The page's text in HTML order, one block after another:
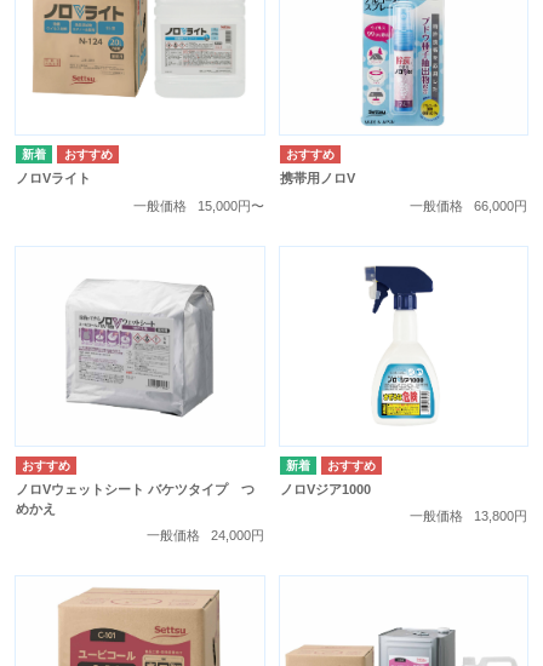
ノロVライト
一般価格
15,000円〜
携帯用ノロV
一般価格
66,000円
ノロVウェットシート バケツタイプ つ
めかえ
一般価格
24,000円
ノロVジア1000
一般価格
13,800円